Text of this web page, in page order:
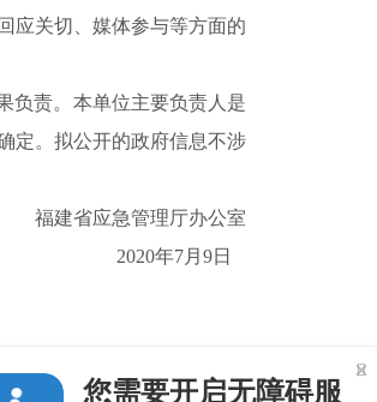
应关切、媒体参与等方面的
负责。本单位主要负责人是
定。拟公开的政府信息不涉
福建省应急管理厅办公室
2020年7月9日
您需要开启无障碍服
